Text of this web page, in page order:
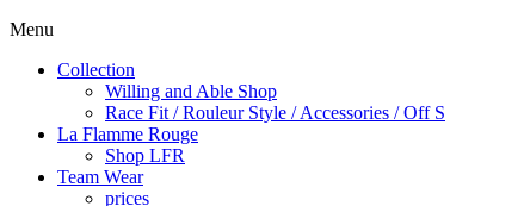
Menu
Collection
Willing and Able Shop
Race Fit / Rouleur Style / Accessories / Off S
La Flamme Rouge
Shop LFR
Team Wear
prices